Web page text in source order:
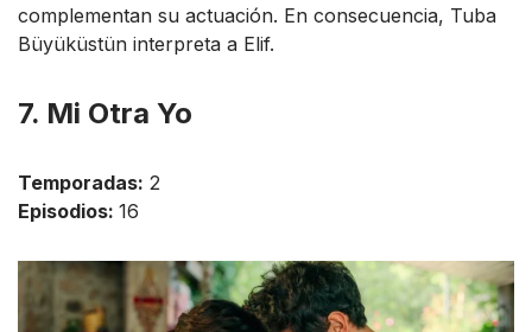
complementan su actuación. En consecuencia, Tuba
Büyüküstün interpreta a Elif.
7. Mi Otra Yo
Temporadas: 2
Episodios: 16